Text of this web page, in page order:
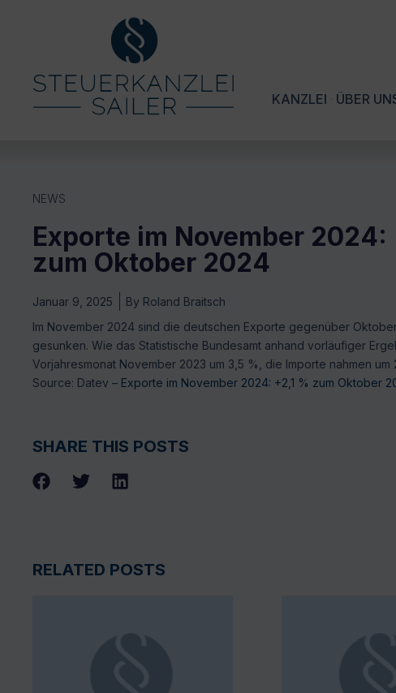
KANZLEI ÜBER
NEWS
Exporte im November 2024:
zum Oktober 2024
Januar 9, 2025 By Roland Braitsch
Im November 2024 sind die deutschen Exporte gegenüber
gesunken. Wie das Statistische Bundesamt anhand vorläufiger
Vorjahresmonat November 2023 um 3,5 %, die Importe nahmen um
Source: Datev – Exporte im November 2024: +2,1 % zum Oktober
SHARE THIS POSTS
RELATED POSTS